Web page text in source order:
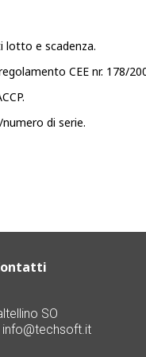
e scadenza.
CEE nr. 178/
di serie.
SO
info@techsoft.it